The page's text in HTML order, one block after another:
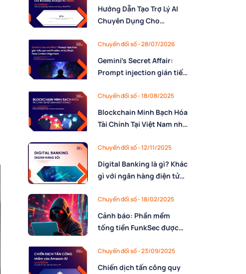
Hướng Dẫn Tạo Trợ Lý AI
Chuyên Dụng Cho
Tester Với Custom GPTs
Chuyển đổi số - 28/07/2026
Gemini’s Secret Affair:
Prompt injection gián tiếp
thuật Fake Context
Alignment
Chuyển đổi số - 18/08/2025
Blockchain Minh Bạch Hóa
Tài Chính Tại Việt Nam như
Chuyển đổi số - 12/11/2025
Digital Banking là gì? Khác
gì với ngân hàng điện tử
Chuyển đổi số - 18/02/2025
Cảnh báo: Phần mềm
tống tiền FunkSec được
Chuyển đổi số - 23/09/2025
Chiến dịch tấn công quy